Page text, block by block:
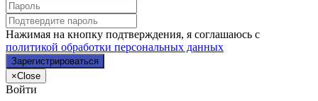
Нажимая на кнопку подтверждения, я соглашаюсь с
политикой обработки персональных данных
×Close
Войти